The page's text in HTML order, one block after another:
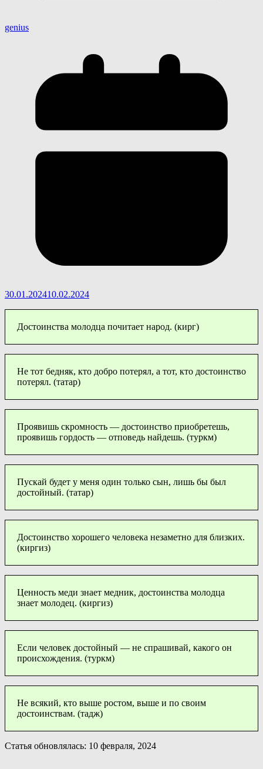
genius
30.01.202410.02.2024
Достоинства молодца почитает народ. (кирг)
Не тот бедняк, кто добро потерял, а тот, кто достоинство
потерял. (татар)
Проявишь скромность — достоинство приобретешь,
проявишь гордость — отповедь найдешь. (туркм)
Пускай будет у меня один только сын, лишь бы был
достойный. (татар)
Достоинство хорошего человека незаметно для близких.
(киргиз)
Ценность меди знает медник, достоинства молодца
знает молодец. (киргиз)
Если человек достойный — не спрашивай, какого он
происхождения. (туркм)
Не всякий, кто выше ростом, выше и по своим
достоинствам. (тадж)
Статья обновлялась: 10 февраля, 2024